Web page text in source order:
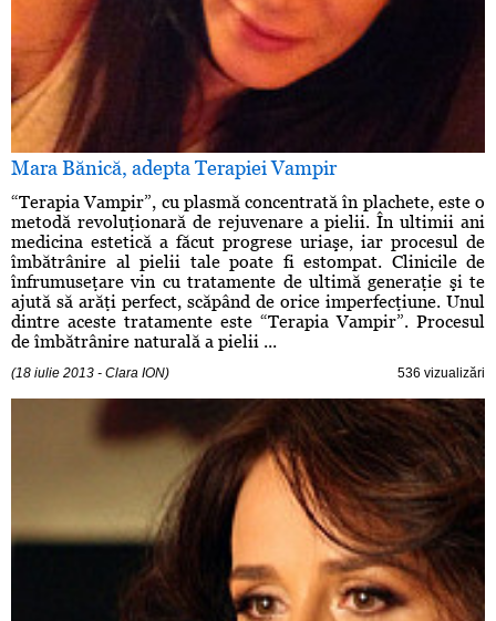
Mara Bănică, adepta Terapiei Vampir
“Terapia Vampir”, cu plasmă concentrată în plachete, este o
metodă revoluţionară de rejuvenare a pielii. În ultimii ani
medicina estetică a făcut progrese uriaşe, iar procesul de
îmbătrânire al pielii tale poate fi estompat. Clinicile de
înfrumuseţare vin cu tratamente de ultimă generaţie şi te
ajută să arăţi perfect, scăpând de orice imperfecţiune. Unul
dintre aceste tratamente este “Terapia Vampir”. Procesul
de îmbătrânire naturală a pielii ...
(18 iulie 2013 - Clara ION) 536 vizualizări